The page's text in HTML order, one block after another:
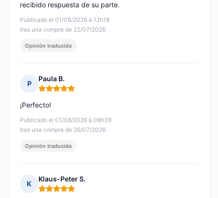
Publicado el 01/08/2026 à 12h18
tras una compra de 22/07/2026
recibido respuesta de su parte.
Opinión traducida
P
Paula B.
Nota: 5 de 5
Publicado el 01/08/2026 à 08h39
tras una compra de 26/07/2026
¡Perfecto!
Opinión traducida
K
Klaus-Peter S.
Nota: 5 de 5